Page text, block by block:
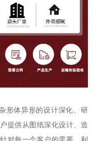
形体异形的设计深化、研
提供从图纸深化设计、造
对每一个客户的需要，利